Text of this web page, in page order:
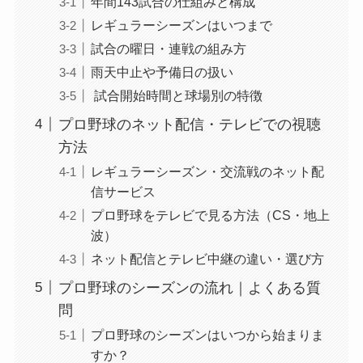
レギュラーシーズンはいつまで
試合の曜日・連戦の組み方
雨天中止や予備日の扱い
試合開始時間と球場別の特徴
プロ野球のネット配信・テレビでの視聴
方法
レギュラーシーズン・交流戦のネット配
信サービス
プロ野球をテレビで見る方法（CS・地上
波）
ネット配信とテレビ中継の違い・選び方
プロ野球のシーズンの流れ｜よくある質
問
プロ野球のシーズンはいつから始まりま
すか？